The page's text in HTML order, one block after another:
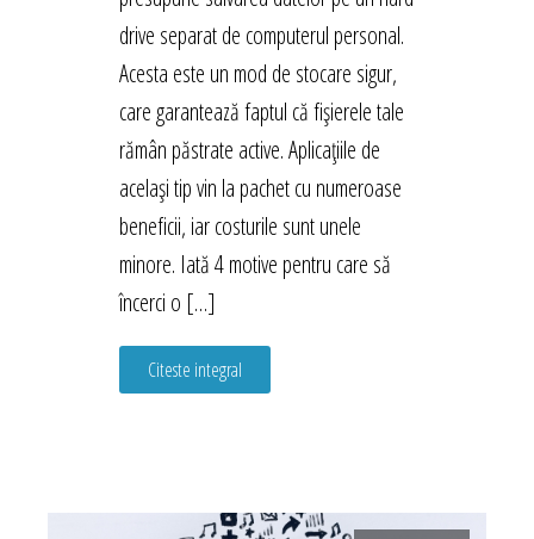
drive separat de computerul personal.
Acesta este un mod de stocare sigur,
care garantează faptul că fișierele tale
rămân păstrate active. Aplicațiile de
același tip vin la pachet cu numeroase
beneficii, iar costurile sunt unele
minore. Iată 4 motive pentru care să
încerci o […]
Citeste integral